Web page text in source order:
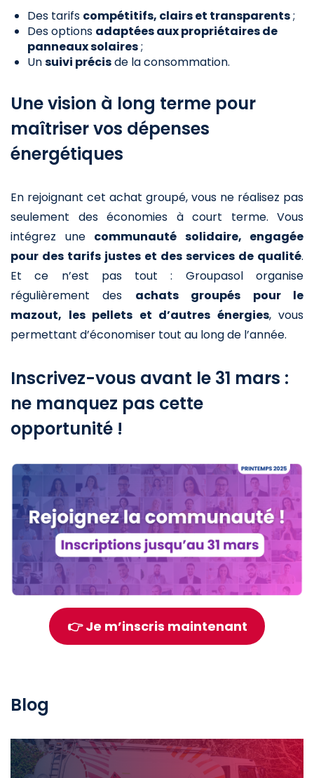
Des tarifs compétitifs, clairs et transparents;
Des options adaptées aux propriétaires de
panneaux solaires;
Unsuivi précisde la consommation.
Une vision à long terme pour
maîtriser vos dépenses
énergétiques
En rejoignant cet achat groupé, vous ne réalisez pas
seulement des économies à court terme. Vous
intégrez une communauté solidaire, engagée
pour des tarifs justes et des services de qualité.
Et ce n’est pas tout : Groupasol organise
régulièrement des achats groupés pour le
mazout, les pellets et d’autres énergies, vous
permettant d’économiser tout au long de l’année.
Inscrivez-vous avant le 31 mars :
ne manquez pas cette
opportunité !
👉 Je m’inscris maintenant
Blog